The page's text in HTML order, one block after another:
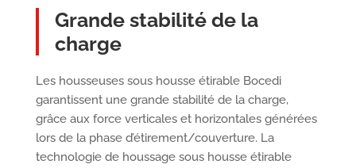
Grande stabilité de la
charge
Les housseuses sous housse étirable Bocedi
garantissent une grande stabilité de la charge,
grâce aux force verticales et horizontales générées
lors de la phase d’étirement/couverture. La
technologie de houssage sous housse étirable